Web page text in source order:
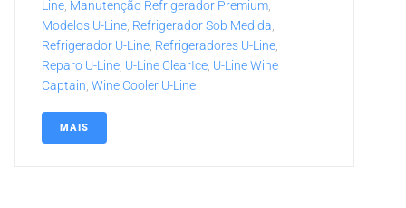
Line Manutenção Refrigerador Premium
Modelos U-Line Refrigerador Sob Medida
Refrigerador U-Line Refrigeradores U-Line
Reparo U-Line U-Line ClearIce U-Line Wine
Captain Wine Cooler U-Line
MAIS